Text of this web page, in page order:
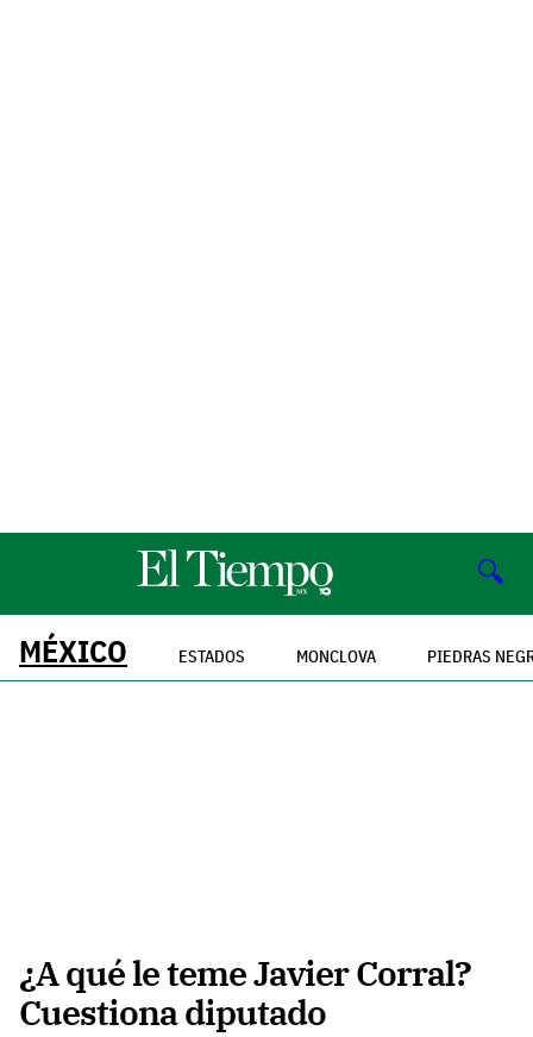
🔍
MÉXICO ESTADOS MONCLOVA PIEDRAS
¿A qué le teme Javier Corral?
Cuestiona diputado